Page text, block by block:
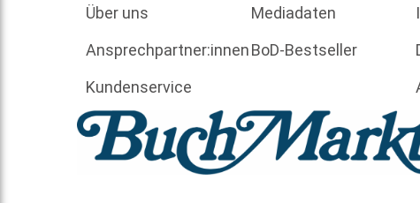
Über uns
Ansprechpartner:innen
Kundenservice
Mediadaten
BoD-Bestseller